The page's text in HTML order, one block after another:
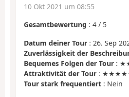
10 Okt 2021 um 08:55
Gesamtbewertung : 4 / 5
Datum deiner Tour : 26. Sep
Zuverlässigkeit der
Bequemes Folgen der Tour :
Attraktivität der Tour :
Tour stark frequentiert : Nein